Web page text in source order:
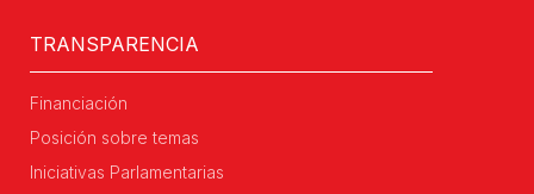
TRANSPARENCIA
Financiación
Posición sobre temas
Iniciativas Parlamentarias